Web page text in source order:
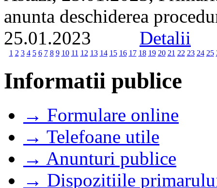
anunta deschiderea
25.01.2023 Detalii
1 2 3 4 5 6 7 8 9 10 11 12 13 14 15 16 17 18 19 20 21 22 23 24 25
Informatii publice
→ Formulare online
→ Telefoane utile
→ Anunturi publice
→ Dispozitiile